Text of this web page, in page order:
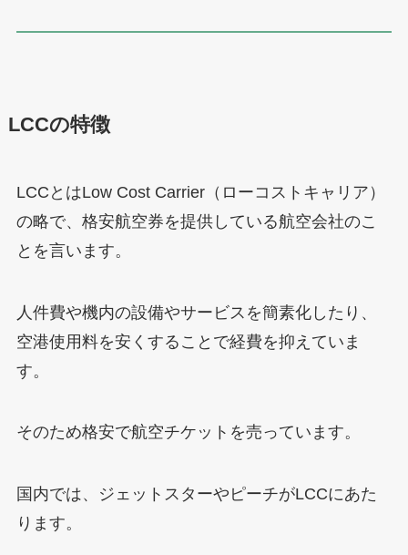
LCCの特徴
LCCとはLow Cost Carrier（ローコストキャリア）
の略で、格安航空券を提供している航空会社のこ
とを言います。
人件費や機内の設備やサービスを簡素化したり、
空港使用料を安くすることで経費を抑えていま
す。
そのため格安で航空チケットを売っています。
国内では、ジェットスターやピーチがLCCにあた
ります。